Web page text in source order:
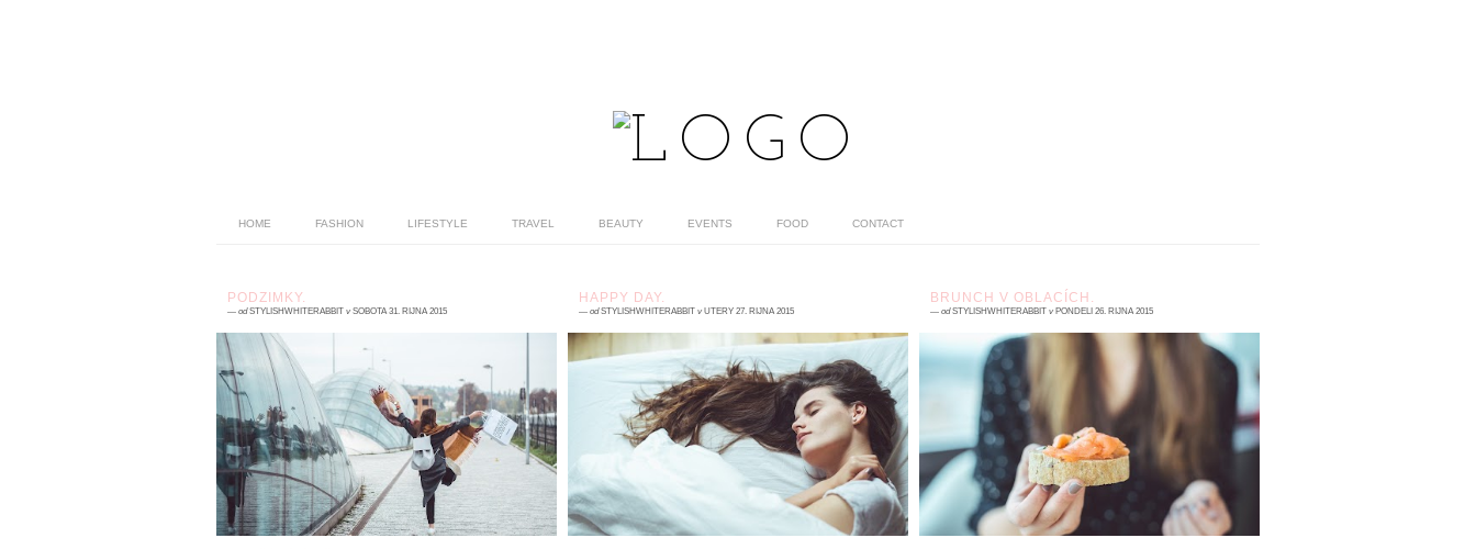
HOME FASHION LIFESTYLE TRAVEL BEAUTY EVENTS FOOD CONTACT
PODZIMKY.
— odSTYLISHWHITERABBIT v SOBOTA 31. ŘÍJNA 2015
5 komentářů
Králík je out of office . Dává si pohov .
Náležitě užívá posledních podzimních
prázdnin. Zbývá mu měsíc do maturitního
plesu a do prázdnin ...
HAPPY DAY.
— odSTYLISHWHITERABBIT v ÚTERÝ 27. ŘÍJNA 2015
12 komentářů
Jaké je mé ráno jste jistě už viděli , ale co
takhle vám ukázat celý den? Myslím, že by
bylo fér vám ukázat zas o něco víc! A
neukážu vám...
BRUNCH V OBLACÍCH.
— odSTYLISHWHITERABBIT v PONDĚLÍ 26. ŘÍJNA 2015
0 komentářů
Brunche. Nejlepší jsou ty, co začínají někdy k
deváté a končí těsně před pravým polednem.
Takové, při kterých si stačíte přečíst pár str...